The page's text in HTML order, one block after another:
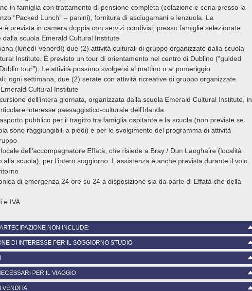
in famiglia con trattamento di pensione completa (colazione e cena presso la
“Packed Lunch” – panini), fornitura di asciugamani e lenzuola. La
è prevista in camera doppia con servizi condivisi, presso famiglie selezionate
dalla scuola Emerald Cultural Institute
(lunedì-venerdì) due (2) attività culturali di gruppo organizzate dalla scuola
Institute. È previsto un tour di orientamento nel centro di Dublino (“guided
tour”). Le attività possono svolgersi al mattino o al pomeriggio
ogni settimana, due (2) serate con attività ricreative di gruppo organizzate
Cultural Institute
dell’intera giornata, organizzata dalla scuola Emerald Cultural Institute, in
interesse paesaggistico-culturale dell’Irlanda
pubblico per il tragitto tra famiglia ospitante e la scuola (non previste se
sono raggiungibili a piedi) e per lo svolgimento del programma di attività
locale dell’accompagnatore Effatà, che risiede a Bray / Dun Laoghaire (località
alla scuola), per l’intero soggiorno. L’assistenza è anche prevista durante il volo
di emergenza 24 ore su 24 a disposizione sia da parte di Effatà che della
e IVA
NON INCLUDE:
condiviso da/per l’aeroporto di Dublino (obbligatorio per studenti minorenni),
un veicolo privato, riservato esclusivamente per il gruppo: Euro 130
pratica (comprensive di Polizza assicurativa “Multirisk” di guard.me
per spese mediche, infortuni, bagaglio, responsabilità civile): € 150
di guard.me International Insurance (facoltativa): € 85. E’ possibile
DI INTERESSE PER IL SOGGIORNO STUDIO
partecipare al Soggiorno Studio a comunicare il proprio interesse
il 31 dicembre 2024. Questa manifestazione di interesse non è vincolante e
versamento immediato. In seguito alla ricezione della manifestazione
Tour invierà un preventivo per il volo.
(dieta vegana, senza lattosio, senza glutine,…): € 45 / settimana
PER IL VIAGGIO
o carta di identità in corso di validità in originale
VENDITA